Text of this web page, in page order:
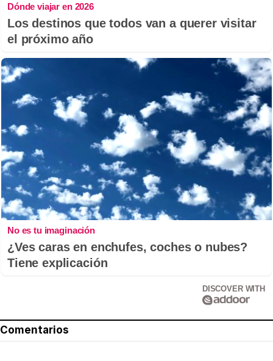
Dónde viajar en 2026
Los destinos que todos van a querer visitar
el próximo año
No es tu imaginación
¿Ves caras en enchufes, coches o nubes?
Tiene explicación
DISCOVER WITH
Comentarios